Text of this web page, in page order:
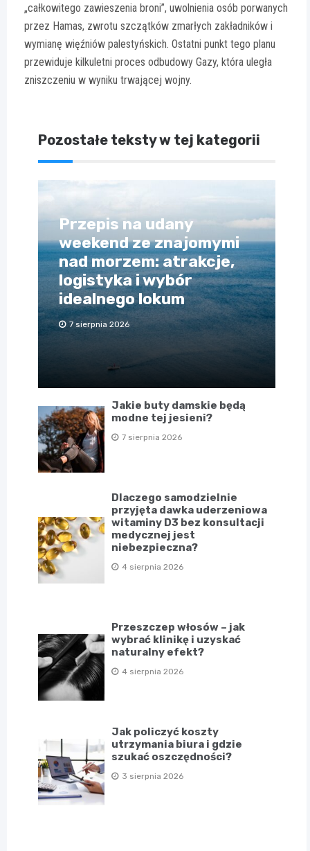
„całkowitego zawieszenia broni”, uwolnienia osób porwanych
przez Hamas, zwrotu szczątków zmarłych zakładników i
wymianę więźniów palestyńskich. Ostatni punkt tego planu
przewiduje kilkuletni proces odbudowy Gazy, która uległa
zniszczeniu w wyniku trwającej wojny.
Pozostałe teksty w tej kategorii
Przepis na udany
weekend ze znajomymi
nad morzem: atrakcje,
logistyka i wybór
idealnego lokum
7 sierpnia 2026
Jakie buty damskie będą
modne tej jesieni?
7 sierpnia 2026
Dlaczego samodzielnie
przyjęta dawka uderzeniowa
witaminy D3 bez konsultacji
medycznej jest
niebezpieczna?
4 sierpnia 2026
Przeszczep włosów – jak
wybrać klinikę i uzyskać
naturalny efekt?
4 sierpnia 2026
Jak policzyć koszty
utrzymania biura i gdzie
szukać oszczędności?
3 sierpnia 2026